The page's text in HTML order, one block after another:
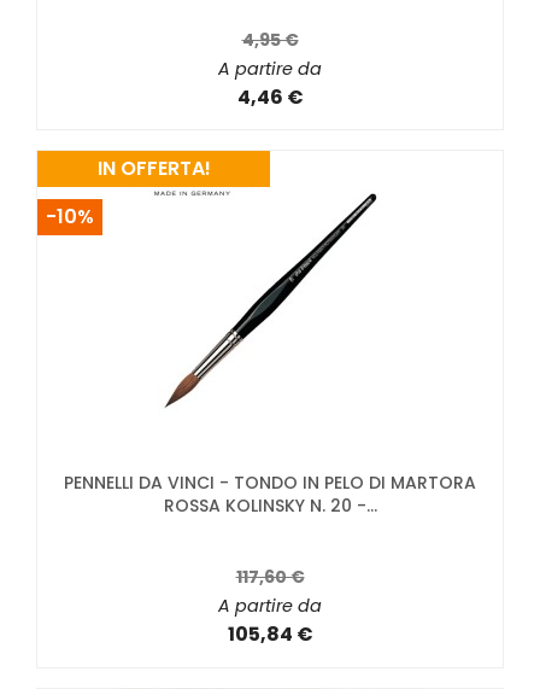
4,95 €
A partire da
4,46 €
PENNELLI DA VINCI - TONDO IN PELO DI MARTORA
ROSSA KOLINSKY N. 20 -...
117,60 €
A partire da
105,84 €
IN OFFERTA!
-10%